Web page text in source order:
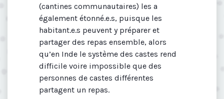
(cantines communautaires) les a
également étonné.e.s, puisque les
habitant.e.s peuvent y préparer et
partager des repas ensemble, alors
qu’en Inde le système des castes rend
difficile voire impossible que des
personnes de castes différentes
partagent un repas.